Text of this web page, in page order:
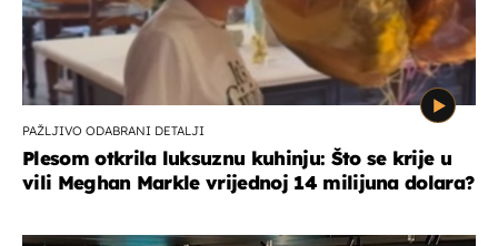
PAŽLJIVO ODABRANI DETALJI
Plesom otkrila luksuznu kuhinju: Što se krije u
vili Meghan Markle vrijednoj 14 milijuna dolara?